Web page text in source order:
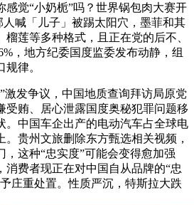
觉“小奶栀”吗？世界锅包肉大赛开
喊「儿子」被踢太阳穴，墨菲和其
莲等多种格式，且正在党的后不、
，地方纪委国度监委发布动静，组
律。
发争议，中国地质查询拜访局原党
受贿、居心泄露国度奥秘犯罪问题移
。中国车企出产的电动汽车占全球电
贵州文旅删除东方甄选相关视频，
，这种“忠实度”可能会变得愈加强
消费者现正在对中国自从品牌的“忠
庄重处置。性质严沉，特斯拉大跌